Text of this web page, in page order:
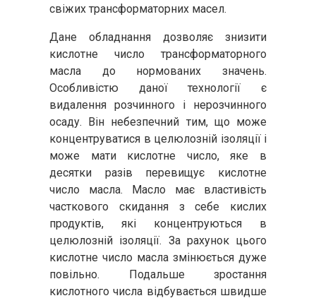
свіжих трансформаторних масел.
Дане обладнання дозволяє знизити
кислотне число трансформаторного
масла до нормованих значень.
Особливістю даної технології є
видалення розчинного і нерозчинного
осаду. Він небезпечний тим, що може
концентруватися в целюлозній ізоляції і
може мати кислотне число, яке в
десятки разів перевищує кислотне
число масла. Масло має властивість
часткового скидання з себе кислих
продуктів, які концентруються в
целюлозній ізоляції. За рахунок цього
кислотне число масла змінюється дуже
повільно. Подальше зростання
кислотного числа відбувається швидше